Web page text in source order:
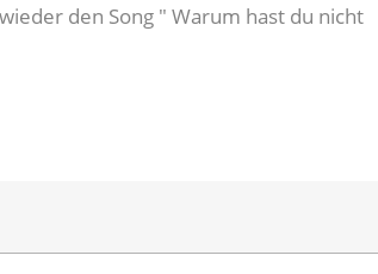
den Song " Warum hast du nicht